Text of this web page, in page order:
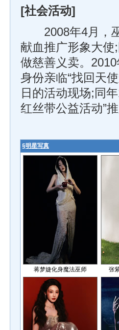
[社会活动]
2008年4月，巫
献血推广形象大使
做慈善义卖。
身份亲临“找回天
日的活动现场;同
红丝带公益活动”推
§明星写真
蒋梦婕化身魔法巫师 张